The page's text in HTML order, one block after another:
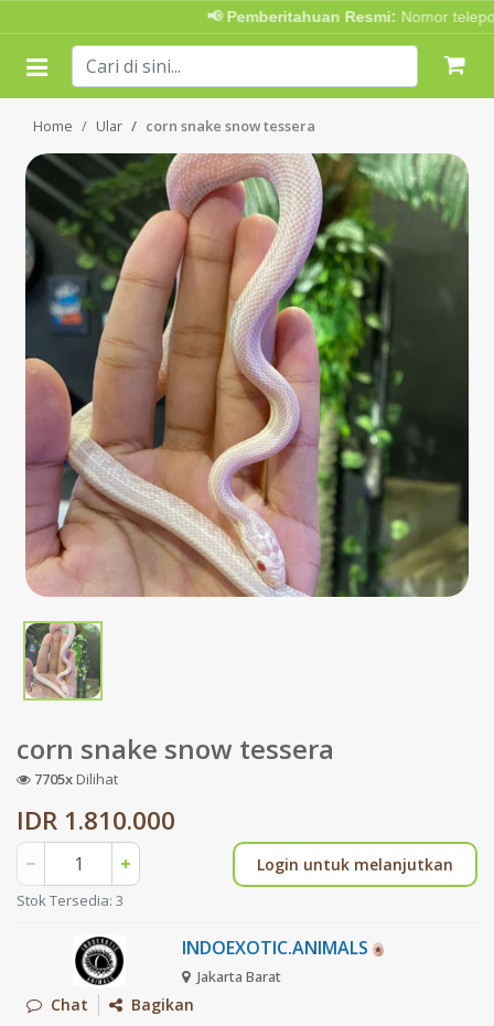
📢 Pemberitahuan Resmi:Nomor
Home Ular corn snake snow tessera
corn snake snow tessera
7705x Dilihat
IDR 1.810.000
Stok Tersedia: 3
Login untuk melanjutkan
INDOEXOTIC.ANIMALS
Jakarta Barat
Chat Bagikan